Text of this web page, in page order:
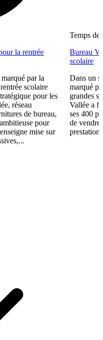
la rentrée
par la
scolaire
pour les
réseau
de bureau,
pour
mise sur
Temps de
Bureau
scolaire
Dans un
marqué
grandes
Vallée a
ses 400
de vendre